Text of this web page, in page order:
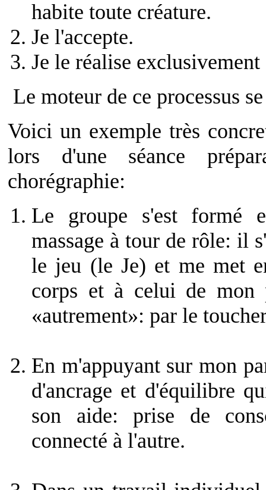
habite toute créature.
Je l'accepte.
Je le réalise
Le moteur de ce processus
Voici un exemple très
lors d'une séance
chorégraphie:
Le groupe s'est formé
massage à tour de rôle: il
le jeu (le Je) et me met
corps et à celui de mon
«autrement»: par le
En m'appuyant sur mon
d'ancrage et d'équilibre
son aide: prise de
connecté à l'autre.